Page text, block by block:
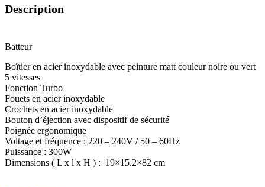
Description
Batteur
Boîtier en acier inoxydable avec peinture matt couleur noire ou vert
5 vitesses
Fonction Turbo
Fouets en acier inoxydable
Crochets en acier inoxydable
Bouton d’éjection avec dispositif de sécurité
Poignée ergonomique
Voltage et fréquence : 220 – 240V / 50 – 60Hz
Puissance : 300W
Dimensions ( L x l x H ) : 19×15.2×82 cm